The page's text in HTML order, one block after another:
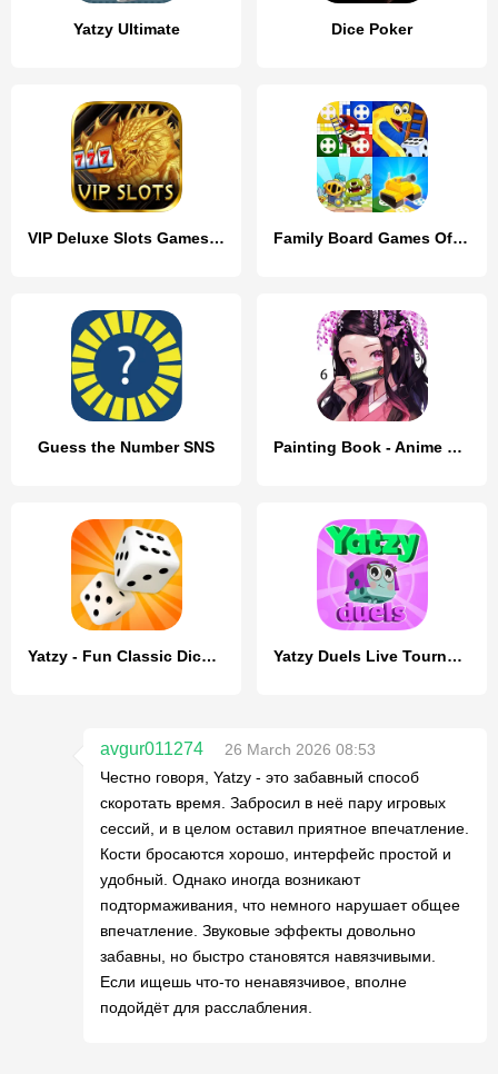
Yatzy Ultimate Dice Poker
VIP Deluxe Slots Games Offline Family Board Games Offline
Guess the Number SNS Painting Book - Anime Color
Yatzy - Fun Classic Dice Game Yatzy Duels Live Tournaments
avgur011274
26 March 2026 08:53
Честно говоря, Yatzy - это забавный способ
скоротать время. Забросил в неё пару игровых
сессий, и в целом оставил приятное впечатление.
Кости бросаются хорошо, интерфейс простой и
удобный. Однако иногда возникают
подтормаживания, что немного нарушает общее
впечатление. Звуковые эффекты довольно
забавны, но быстро становятся навязчивыми.
Если ищешь что-то ненавязчивое, вполне
подойдёт для расслабления.